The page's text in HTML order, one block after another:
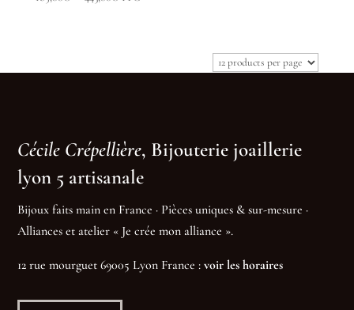
Cécile Crépellière, Bijouterie joaillerie
lyon 5 artisanale
Bijoux faits main en France · Pièces uniques & sur-mesure ·
Alliances et atelier « Je crée mon alliance ».
12 rue mourguet 69005 Lyon France :voir les horaires